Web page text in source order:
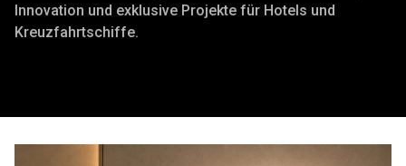
Innovation und exklusive Projekte für Hotels und
Kreuzfahrtschiffe.